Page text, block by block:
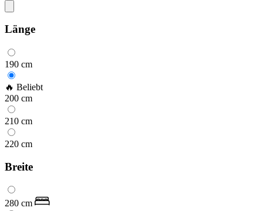
Länge
190 cm
🔥 Beliebt
200 cm
210 cm
220 cm
Breite
280 cm